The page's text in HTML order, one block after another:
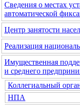
Сведения о местах
автоматической
Центр занятости
Реализация
Имущественная
и среднего
Коллегиальный
НПА